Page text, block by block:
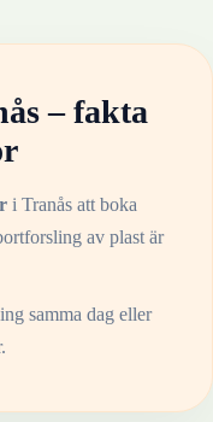
– fakta
i Tranås att boka
av plast är
samma dag eller